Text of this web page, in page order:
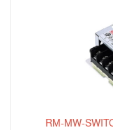
RM-MW-